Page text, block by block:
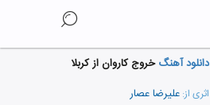
دانلود آهنگخروج کاروان از کربلا
اثری از: علیرضا عصار